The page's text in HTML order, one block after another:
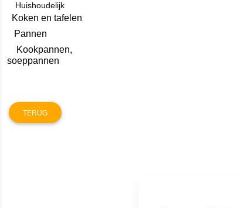
Huishoudelijk
Koken en tafelen
Pannen
Kookpannen,
soeppannen
TERUG